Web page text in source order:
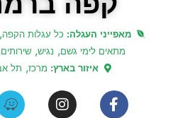
מאפייני העגלה: כל עגלות הקפה,
מתאים לימי גשם, נגיש, שירותים
איזור בארץ: מרכז, תל